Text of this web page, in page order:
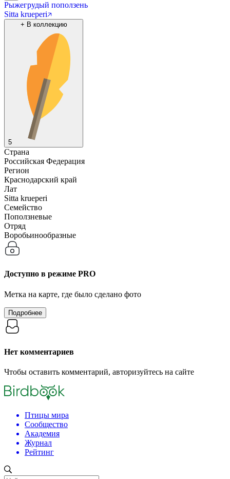
Рыжегрудый поползень
Sitta krueperi
+ В коллекцию
5
Страна
Российская Федерация
Регион
Краснодарский край
Лат
Sitta krueperi
Семейство
Поползневые
Отряд
Воробьинообразные
Доступно в режиме PRO
Метка на карте, где было сделано фото
Подробнее
Нет комментариев
Чтобы оставить комментарий, авторизуйтесь на сайте
Птицы мира
Сообщество
Академия
Журнал
Рейтинг